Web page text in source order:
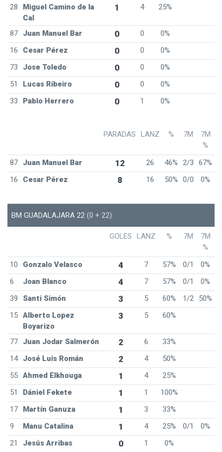
28
Miguel Camino de la
Cal
1 4 25%
87 Juan Manuel Bar 0 0
0%
16
Cesar Pérez 0 0
0%
73
Jose Toledo 0 0
0%
51
Lucas Ribeiro 0 0
0%
33
Pablo Herrero 0 1 0%
PARADAS LANZ % 7M
7M
%
87
Juan Manuel Bar 12 26 46% 2/3
67%
16
Cesar Pérez 8 16 50% 0/0 0%
BM GUADALAJARA 22 (0 + 22)
GOLES LANZ % 7M
7M
%
10
Gonzalo Velasco 4 7 57% 0/1
0%
6
Joan Blanco 4 7 57% 0/1
0%
39
Santi Simón 3 5 60% 1/2
50%
15 Alberto Lopez
Boyarizo
3 5 60%
77 Juan Jodar Salmerón 2 6
33%
14
José Luis Román 2 4
50%
55 Ahmed Elkhouga 1 4
25%
51
Dániel Fekete 1 1
100%
17
Martín Ganuza 1 3
33%
9
Manu Catalina 1 4 25% 0/1
0%
21
Jesús Arribas 0 1 0%